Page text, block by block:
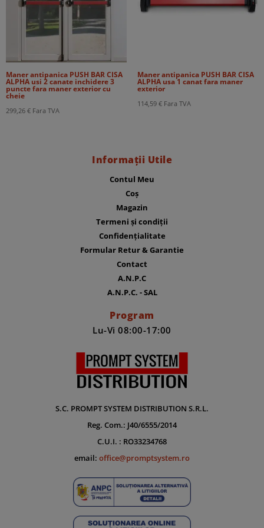
Maner antipanica PUSH BAR CISA
ALPHA usi 2 canate inchidere 3
puncte fara maner exterior cu
cheie
299,26 € Fara TVA
Maner antipanica PUSH BAR CISA
ALPHA usa 1 canat fara maner
exterior
114,59 € Fara TVA
Informații Utile
Contul Meu
Coș
Magazin
Termeni și condiții
Confidențialitate
Formular Retur & Garantie
Contact
A.N.P.C
A.N.P.C. - SAL
Program
Lu-Vi 08:00-17:00
S.C. PROMPT SYSTEM DISTRIBUTION S.R.L.
Reg. Com.: J40/6555/2014
C.U.I. : RO33234768
email: office@promptsystem.ro